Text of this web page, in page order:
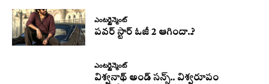
ఎంటర్టైన్మెంట్
పవర్ స్టార్ ఓజీ 2 ఆగిందా..?
ఎంటర్టైన్మెంట్
విశ్వనాథ్ అండ్ సన్స్.. విశ్వరూపం